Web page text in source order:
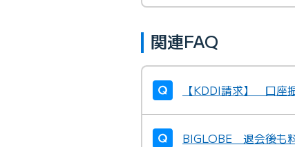
関連FAQ
【KDDI請求】 口座
BIGLOBE 退会後も